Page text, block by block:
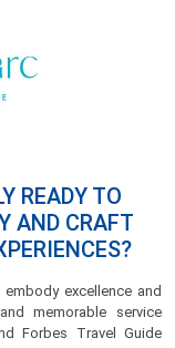
READY TO
AND CRAFT
excellence and
memorable service
Forbes Travel Guide